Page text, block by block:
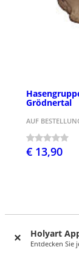
Holyart
Entdecken Sie
Grödnertal
AUF
€ 13,90